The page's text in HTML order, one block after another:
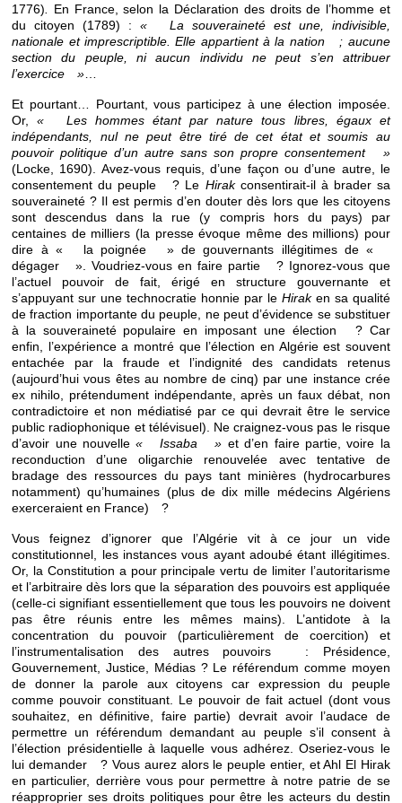
1776). En France, selon la Déclaration des droits de l’homme et
du citoyen (1789) :« La souveraineté est une, indivisible,
nationale et imprescriptible. Elle appartient à la nation ; aucune
section du peuple, ni aucun individu ne peut s’en attribuer
l’exercice »…
Et pourtant… Pourtant, vous participez à une élection imposée.
Or,« Les hommes étant par nature tous libres, égaux et
indépendants, nul ne peut être tiré de cet état et soumis au
pouvoir politique d’un autre sans son propre consentement »
(Locke, 1690). Avez-vous requis, d’une façon ou d’une autre, le
consentement du peuple ? Le Hirak consentirait-il à brader sa
souveraineté ? Il est permis d’en douter dès lors que les citoyens
sont descendus dans la rue (y compris hors du pays) par
centaines de milliers (la presse évoque même des millions) pour
dire à « la poignée » de gouvernants illégitimes de «
dégager ». Voudriez-vous en faire partie ? Ignorez-vous que
l’actuel pouvoir de fait, érigé en structure gouvernante et
s’appuyant sur une technocratie honnie par leHiraken sa qualité
de fraction importante du peuple, ne peut d’évidence se substituer
à la souveraineté populaire en imposant une élection ? Car
enfin, l’expérience a montré que l’élection en Algérie est souvent
entachée par la fraude et l’indignité des candidats retenus
(aujourd’hui vous êtes au nombre de cinq) par une instance crée
ex nihilo, prétendument indépendante, après un faux débat, non
contradictoire et non médiatisé par ce qui devrait être le service
public radiophonique et télévisuel). Ne craignez-vous pas le risque
d’avoir une nouvelle« Issaba » et d’en faire partie, voire la
reconduction d’une oligarchie renouvelée avec tentative de
bradage des ressources du pays tant minières (hydrocarbures
notamment) qu’humaines (plus de dix mille médecins Algériens
exerceraient en France) ?
Vous feignez d’ignorer que l’Algérie vit à ce jour un vide
constitutionnel, les instances vous ayant adoubé étant illégitimes.
Or, la Constitution a pour principale vertu de limiter l’autoritarisme
et l’arbitraire dès lors que la séparation des pouvoirs est appliquée
(celle-ci signifiant essentiellement que tous les pouvoirs ne doivent
pas être réunis entre les mêmes mains). L’antidote à la
concentration du pouvoir (particulièrement de coercition) et
l’instrumentalisation des autres pouvoirs : Présidence,
Gouvernement, Justice, Médias ? Le référendum comme moyen
de donner la parole aux citoyens car expression du peuple
comme pouvoir constituant. Le pouvoir de fait actuel (dont vous
souhaitez, en définitive, faire partie) devrait avoir l’audace de
permettre un référendum demandant au peuple s’il consent à
l’élection présidentielle à laquelle vous adhérez. Oseriez-vous le
lui demander ? Vous aurez alors le peuple entier, et Ahl El Hirak
en particulier, derrière vous pour permettre à notre patrie de se
réapproprier ses droits politiques pour être les acteurs du destin